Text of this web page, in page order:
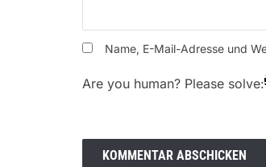
Name, E-Mail-Adresse und
Are you human? Please solve: